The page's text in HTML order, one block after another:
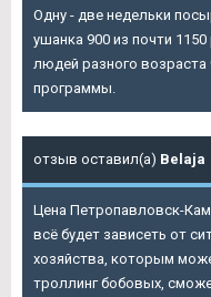
Одну - две недельки
ушанка 900 из почти
людей разного возраста
программы.
отзыв оставил(а) Belaja
Цена Петропавловск-
всё будет зависеть от
хозяйства, которым
троллинг бобовых,